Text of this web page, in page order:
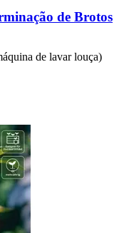
de Brotos
de lavar louça)